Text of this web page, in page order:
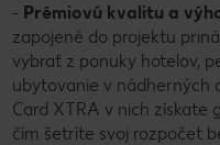
- Prémiovú kvalitu a
zapojené do projektu
vybrať z ponuky hotelov,
ubytovanie v nádherných
Card XTRA v nich získate
čím šetríte svoj rozpočet